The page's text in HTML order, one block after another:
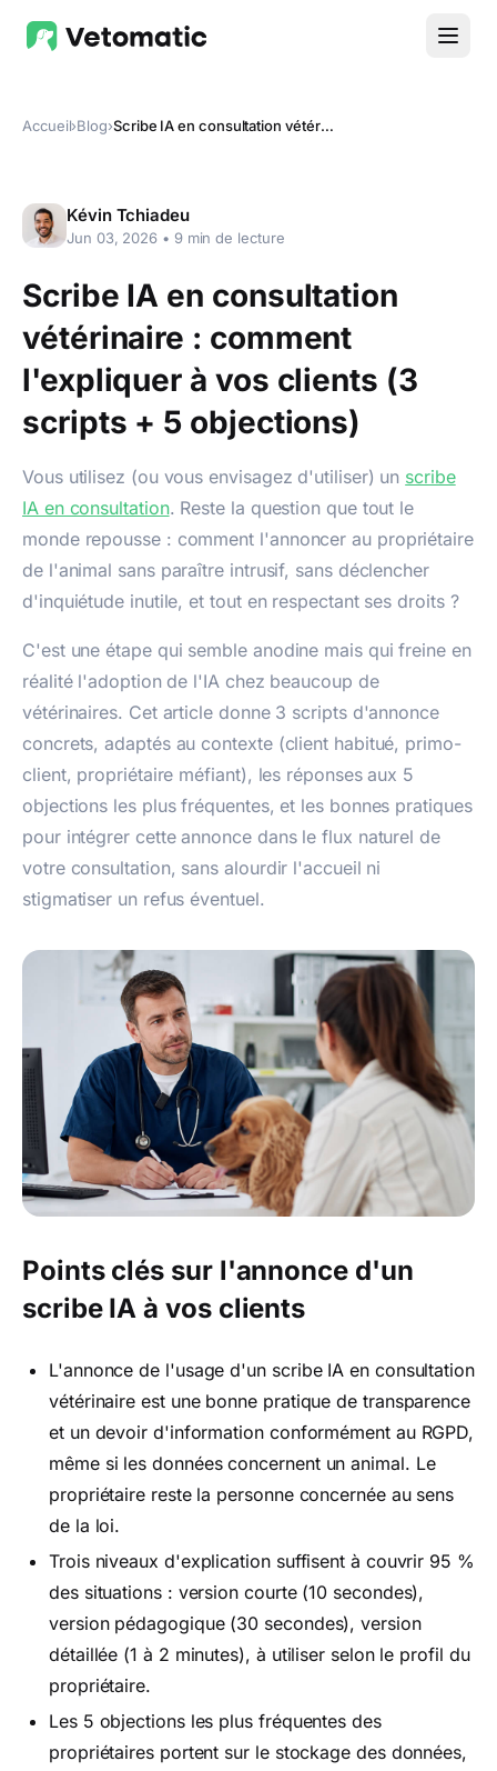
Accueil›Blog› Scribe IA en consultation vétérinaire : comment l'expliquer à vos clients (3 scripts + 5 objections)
Kévin Tchiadeu
Jun 03, 2026 • 9min de lecture
Scribe IA en consultation
vétérinaire : comment
l'expliquer à vos clients (3
scripts + 5 objections)
Vous utilisez (ou vous envisagez d'utiliser) un scribe
IA en consultation. Reste la question que tout le
monde repousse : comment l'annoncer au propriétaire
de l'animal sans paraître intrusif, sans déclencher
d'inquiétude inutile, et tout en respectant ses droits ?
C'est une étape qui semble anodine mais qui freine en
réalité l'adoption de l'IA chez beaucoup de
vétérinaires. Cet article donne 3 scripts d'annonce
concrets, adaptés au contexte (client habitué, primo-
client, propriétaire méfiant), les réponses aux 5
objections les plus fréquentes, et les bonnes pratiques
pour intégrer cette annonce dans le flux naturel de
votre consultation, sans alourdir l'accueil ni
stigmatiser un refus éventuel.
Points clés sur l'annonce d'un
scribe IA à vos clients
L'annonce de l'usage d'un scribe IA en consultation
vétérinaire est une bonne pratique de transparence
et un devoir d'information conformément au RGPD,
même si les données concernent un animal. Le
propriétaire reste la personne concernée au sens
de la loi.
Trois niveaux d'explication suffisent à couvrir 95 %
des situations : version courte (10 secondes),
version pédagogique (30 secondes), version
détaillée (1 à 2 minutes), à utiliser selon le profil du
propriétaire.
Les 5 objections les plus fréquentes des
propriétaires portent sur le stockage des données,